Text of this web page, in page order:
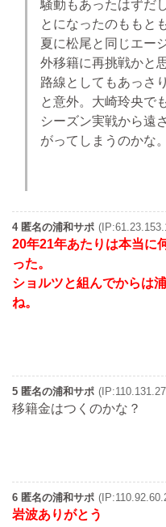
騒動もあったはずだ
とになったのももと
夏に松尾と同じエー
外移籍に再挑戦かと
路線としてもあっさ
と意外。大崎玲央で
シーズン実戦から遠
がってしまうのかな。
4 匿名の浦和サポ
20年21年あたりは本当に
った。
ショルツと組んでからは
ね。
5 匿名の浦和サポ
移籍金はつくのかな？
6 匿名の浦和サポ
岩波ありがとう